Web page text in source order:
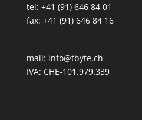
tel: +41 (91) 646 84 01
fax: +41 (91) 646 84 16
mail: info@tbyte.ch
IVA: CHE-101.979.339